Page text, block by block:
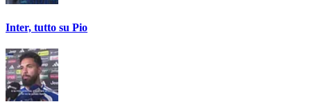
Inter, tutto su Pio